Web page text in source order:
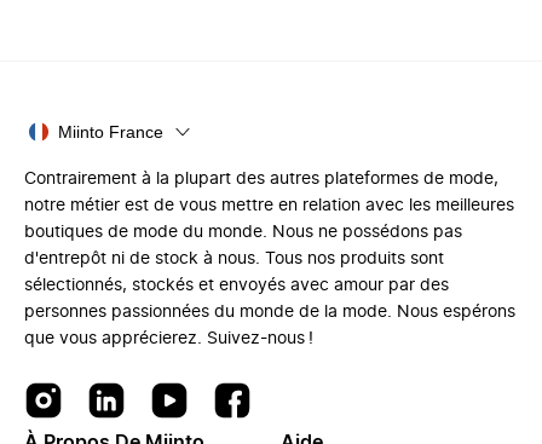
Miinto France
Contrairement à la plupart des autres plateformes de mode,
notre métier est de vous mettre en relation avec les meilleures
boutiques de mode du monde. Nous ne possédons pas
d'entrepôt ni de stock à nous. Tous nos produits sont
sélectionnés, stockés et envoyés avec amour par des
personnes passionnées du monde de la mode. Nous espérons
que vous apprécierez. Suivez-nous !